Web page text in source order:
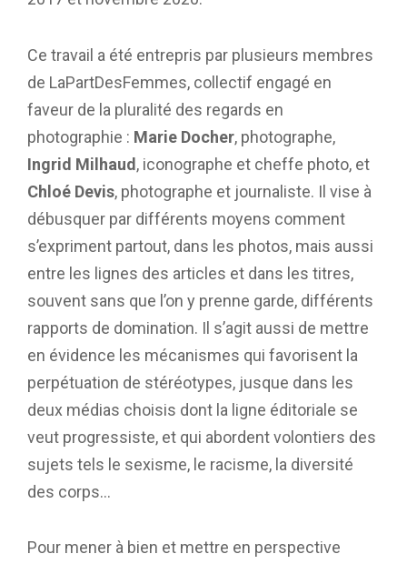
Ce travail a été entrepris par plusieurs membres
de LaPartDesFemmes, collectif engagé en
faveur de la pluralité des regards en
photographie : Marie Docher, photographe,
Ingrid Milhaud, iconographe et cheffe photo, et
Chloé Devis, photographe et journaliste. Il vise à
débusquer par différents moyens comment
s’expriment partout, dans les photos, mais aussi
entre les lignes des articles et dans les titres,
souvent sans que l’on y prenne garde, différents
rapports de domination. Il s’agit aussi de mettre
en évidence les mécanismes qui favorisent la
perpétuation de stéréotypes, jusque dans les
deux médias choisis dont la ligne éditoriale se
veut progressiste, et qui abordent volontiers des
sujets tels le sexisme, le racisme, la diversité
des corps…
Pour mener à bien et mettre en perspective